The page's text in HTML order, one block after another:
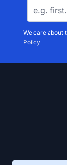
We care about
Policy